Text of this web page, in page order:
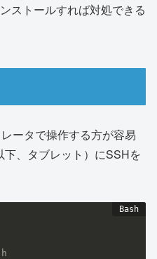
ストールすれば対処できる
ータで操作する方が容易
、タブレット）にSSHを